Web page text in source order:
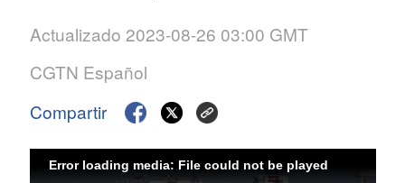
Actualizado 2023-08-26 03:00 GMT
CGTN Español
Compartir
Error loading media: File could not be played